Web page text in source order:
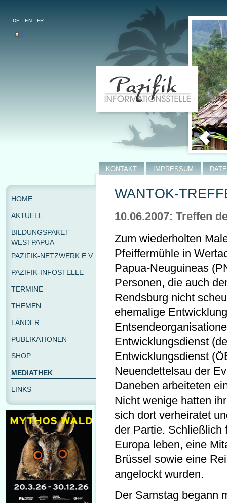
DE EN FR
WANTOK-
10.06.2007: Treffen
Zum wiederholten
Pfeiffermühle in
Papua-Neuguineas
Personen, die auch
Rendsburg nicht
ehemalige
Entwicklungsdienst
Entwicklungsdienst
Neuendettelsau der
Daneben arbeiteten
Nicht wenige hatten
sich dort verheiratet
der Partie. Schließlich
Europa leben, eine
Brüssel sowie eine
angelockt wurden.
Der Samstag begann
KONTAKT IMPRESSUM
HOME
AKTUELL
BILDUNGSPAKET
WESTPAPUA
PAZIFIK-NETZWERK E.V.
PAZIFIK-INFOSTELLE
TERMINE
THEMEN
LÄNDER
PUBLIKATIONEN
SHOP
MEDIATHEK
LINKS